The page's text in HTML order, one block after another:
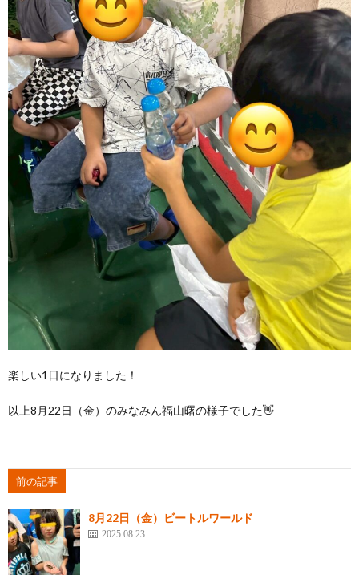
楽しい1日になりました！
以上8月22日（金）のみなみん福山曙の様子でした👋
前の記事
8月22日（金）ビートルワールド
2025.08.23